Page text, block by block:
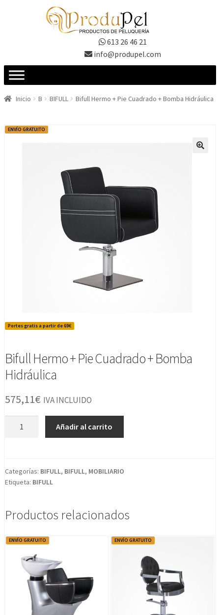
613 26 46 21
info@produpel.com
Inicio B BIFULL Bifull Hermo + Pie Cuadrado + Bomba Hidráulica
Portes gratis a partir de 69€
ENVÍO GRATUITO
Bifull Hermo + Pie Cuadrado + Bomba
Hidráulica
575,11€ IVA INCLUIDO
Cuadrado
+
cantidad
Añadir al carrito
Categorías: BIFULL, BIFULL, MOBILIARIO
Etiqueta: BIFULL
Productos relacionados
ENVÍO GRATUITO ENVÍO GRATUITO